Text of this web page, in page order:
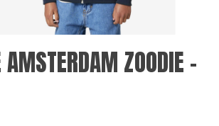
ZOODIE -